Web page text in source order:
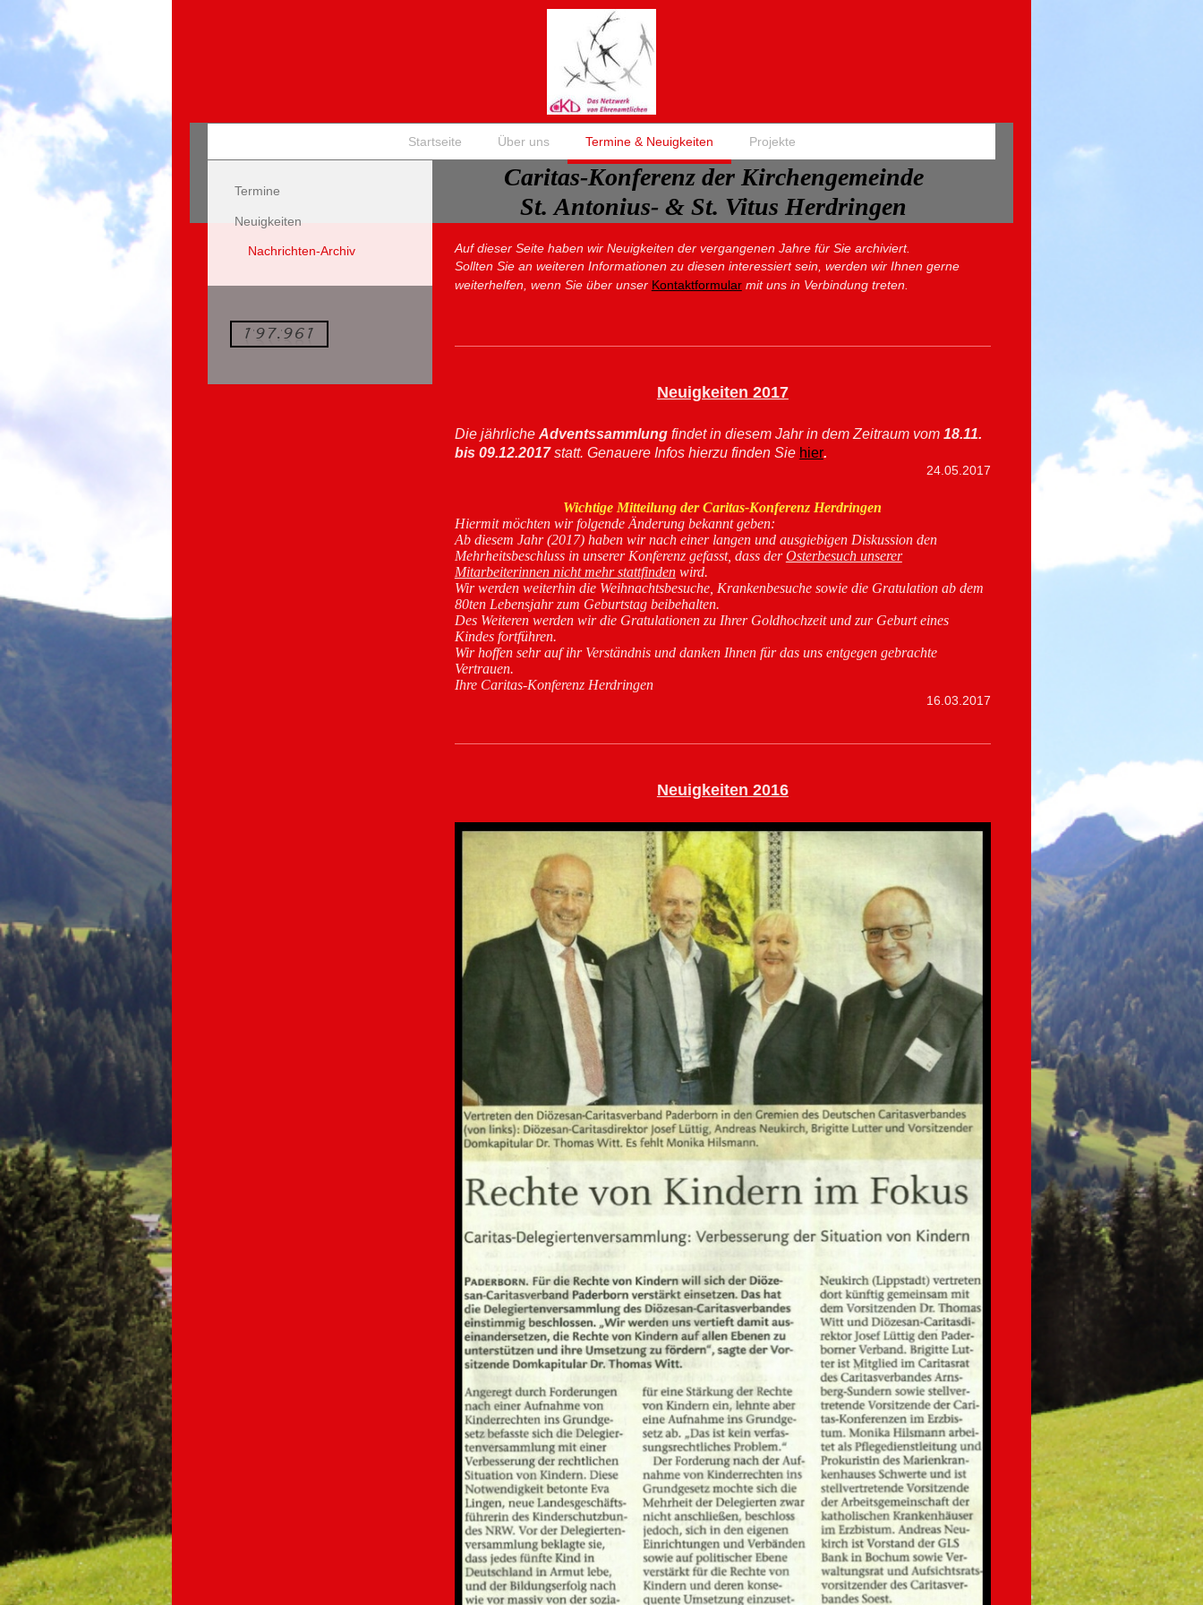
Startseite Über uns Termine & Neuigkeiten Projekte
Caritas-Konferenz der Kirchengemeinde
St. Antonius- & St. Vitus Herdringen
Auf dieser Seite haben wir Neuigkeiten der vergangenen Jahre für Sie archiviert.
Sollten Sie an weiteren Informationen zu diesen interessiert sein, werden wir Ihnen gerne
weiterhelfen, wenn Sie über unser Kontaktformularmit uns in Verbindung treten.
Neuigkeiten 2017
Die jährliche Adventssammlungfindet in diesem Jahr in dem Zeitraum vom 18.11.
bis 09.12.2017 statt. Genauere Infos hierzu finden Sie hier.
24.05.2017
Wichtige Mitteilung der Caritas-Konferenz Herdringen
Hiermit möchten wir folgende Änderung bekannt geben:
Ab diesem Jahr (2017) haben wir nach einer langen und ausgiebigen Diskussion den
Mehrheitsbeschluss in unserer Konferenz gefasst, dass derOsterbesuch unserer
Mitarbeiterinnen nicht mehr stattfindenwird.
Wir werden weiterhin die Weihnachtsbesuche, Krankenbesuche sowie die Gratulation ab dem
80ten Lebensjahr zum Geburtstag beibehalten.
Des Weiteren werden wir die Gratulationen zu Ihrer Goldhochzeit und zur Geburt eines
Kindes fortführen.
Wir hoffen sehr auf ihr Verständnis und danken Ihnen für das uns entgegen gebrachte
Vertrauen.
Ihre Caritas-Konferenz Herdringen
16.03.2017
Neuigkeiten 2016
Termine
Neuigkeiten
Nachrichten-Archiv